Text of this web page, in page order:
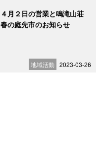
４月２日の営業と鳴滝山荘
春の庭先市のお知らせ
地域活動 2023-03-26